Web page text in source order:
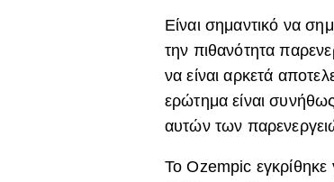
Είναι σημαντικό να
την πιθανότητα
να είναι αρκετά
ερώτημα είναι
αυτών των
ΤοOzempic